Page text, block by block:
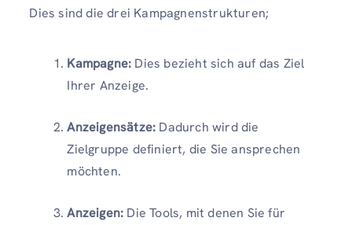
Dies sind die drei Kampagnenstrukturen;
Kampagne: Dies bezieht sich auf das Ziel
Ihrer Anzeige.
Anzeigensätze: Dadurch wird die
Zielgruppe definiert, die Sie ansprechen
möchten.
Anzeigen: Die Tools, mit denen Sie für